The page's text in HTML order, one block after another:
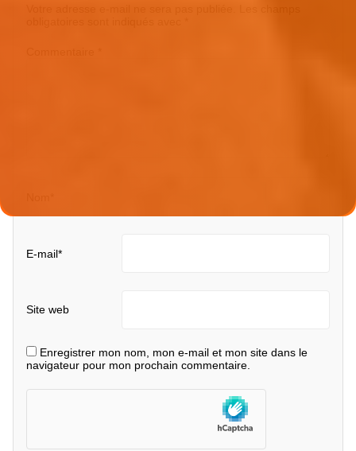
E-mail*
Site web
Enregistrer mon nom, mon e-mail et mon site dans le
navigateur pour mon prochain commentaire.